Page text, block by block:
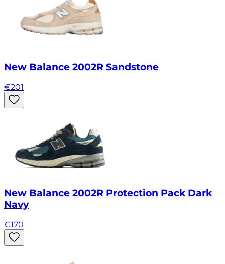
New Balance 2002R Sandstone
€201
New Balance 2002R Protection Pack Dark
Navy
€170